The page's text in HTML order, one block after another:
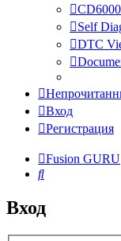
Self
DTC
Вход
Регистрация
Fusion GURU
Поиск
Вход